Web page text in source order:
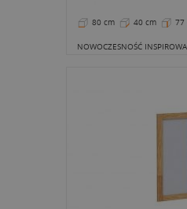
80 cm 40 cm 77
NOWOCZESNOŚĆ